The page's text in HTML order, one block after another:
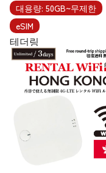
대용량: 50GB~무제한
eSIM
테더링